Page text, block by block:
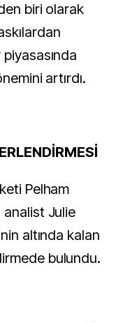
biri olarak
artırdı.
Pelham
analist Julie
altında kalan
bulundu.